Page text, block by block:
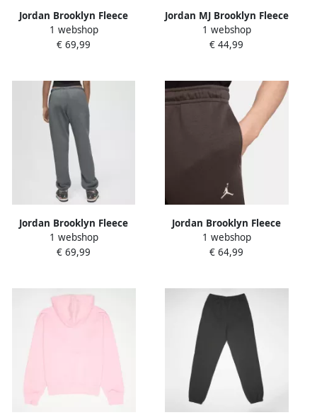
Jordan Brooklyn Fleece
Oversized Open-Hem Pants
Men Trainingsbroeken grijs
1 webshop
€ 69,99
Jordan MJ Brooklyn Fleece
Pants Unisex
Trainingsbroeken bruin
1 webshop
€ 44,99
Jordan Brooklyn Fleece
Realtree Pants Wo
Trainingsbroeken grijs Maat
1 webshop
€ 69,99
Jordan Brooklyn Fleece
Pants Men
Trainingsbroeken bruin
1 webshop
€ 64,99